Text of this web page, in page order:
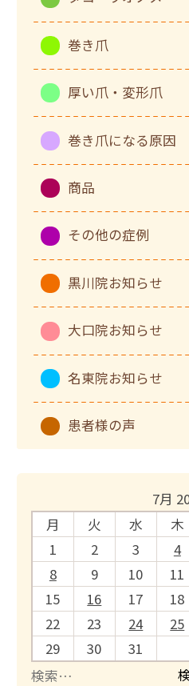
巻き爪
厚い爪・変形爪
巻き爪になる原因
商品
その他の症例
黒川院お知らせ
大口院お知らせ
名東院お知らせ
患者様の声
7月
月
火 水 木
1
2 3 4
8
9 10 11
15
16 17 18
22
23 24 25
29
30
31
検